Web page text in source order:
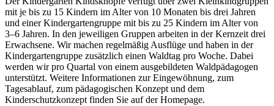
mit je bis zu 15 Kindern im Alter von 10 Monaten bis drei Jahren
und einer Kindergartengruppe mit bis zu 25 Kindern im Alter von
3–6 Jahren. In den jeweiligen Gruppen arbeiten in der Kernzeit drei
Erwachsene. Wir machen regelmäßig Ausflüge und haben in der
Kindergartengruppe zusätzlich einen Waldtag pro Woche. Dabei
werden wir pro Quartal von einem ausgebildeten Waldpädagogen
unterstützt. Weitere Informationen zur Eingewöhnung, zum
Tagesablauf, zum pädagogischen Konzept und dem
Kinderschutzkonzept finden Sie auf der Homepage.